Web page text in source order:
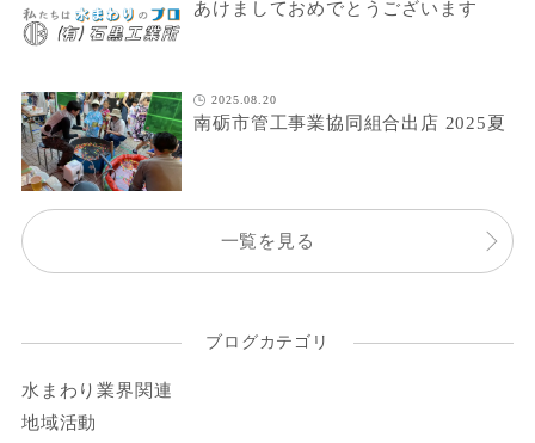
あけましておめでとうございます
2025.08.20
南砺市管工事業協同組合出店 2025夏
一覧を見る
ブログカテゴリ
水まわり業界関連
地域活動